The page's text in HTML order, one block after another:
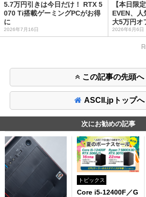
5.7万円引きは今日だけ！ RTX 5
070 Ti搭載ゲーミングPCがお得
に
2026年7月16日
【本日限
EVEN、
大5万円オ
2026年6月6日
この記事の先頭へ
ASCII.jpトップへ
次にお勧めの記事
トピックス
Core i5-12400F／G